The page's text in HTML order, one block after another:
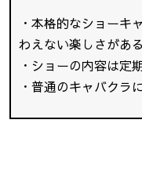
・本格的なショーキ
わえない楽しさがある
・ショーの内容は定
・普通のキャバクラ